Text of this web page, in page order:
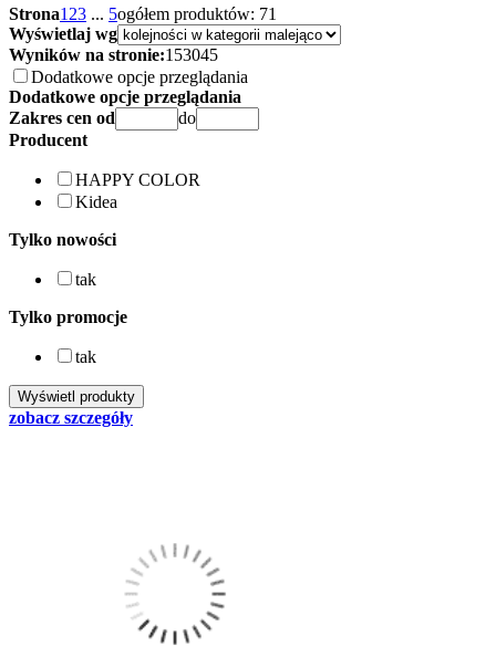
Strona1 23 ... 5ogółem produktów: 71
Wyświetlaj wg
Wyników na stronie:153045
Dodatkowe opcje przeglądania
Dodatkowe opcje przeglądania
Zakres cen od
do
Producent
HAPPY COLOR
Kidea
Tylko nowości
tak
Tylko promocje
tak
zobacz szczegóły